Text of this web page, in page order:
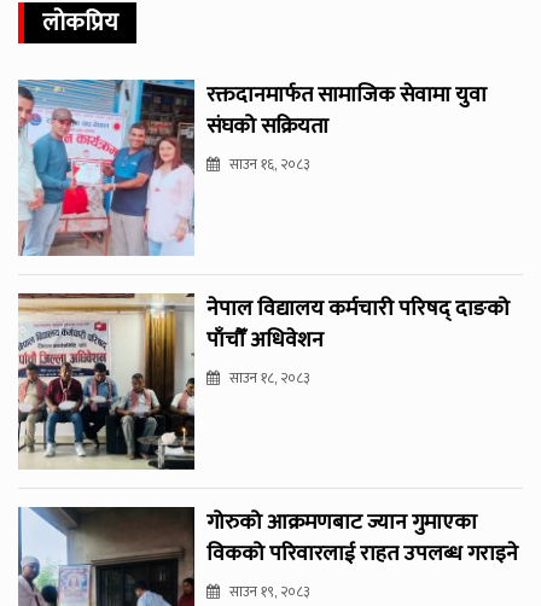
लोकप्रिय
रक्तदानमार्फत सामाजिक सेवामा युवा
संघको सक्रियता
साउन १६, २०८३
नेपाल विद्यालय कर्मचारी परिषद् दाङको
पाँचौँ अधिवेशन
साउन १८, २०८३
गोरुको आक्रमणबाट ज्यान गुमाएका
विकको परिवारलाई राहत उपलब्ध गराइने
साउन १९, २०८३